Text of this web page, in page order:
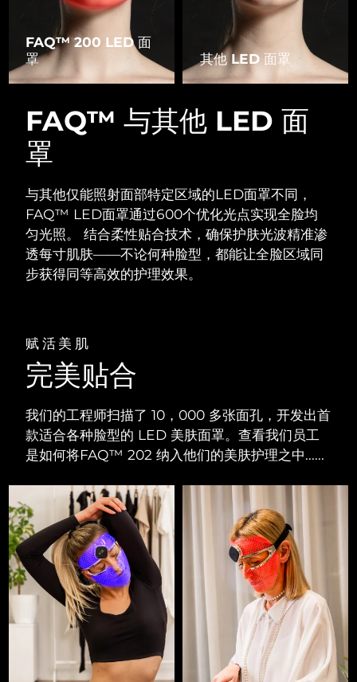
FAQ™ 200 LED 面
罩
其他 LED 面罩
FAQ™ 与其他 LED 面
罩
与其他仅能照射面部特定区域的LED面罩不同，
FAQ™ LED面罩通过600个优化光点实现全脸均
匀光照。结合柔性贴合技术，确保护肤光波精准渗
透每寸肌肤——不论何种脸型，都能让全脸区域同
步获得同等高效的护理效果。
赋活美肌
完美贴合
我们的工程师扫描了 10，000 多张面孔，开发出首
款适合各种脸型的 LED 美肤面罩。查看我们员工
是如何将FAQ™ 202 纳入他们的美肤护理之中......